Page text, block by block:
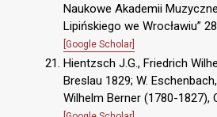
Naukowe Akademii
Lipińskiego we Wrocławiu”
[Google Scholar]
Hientzsch J.G., Friedrich
Breslau 1829; W.
Wilhelm Berner (1780-1827),